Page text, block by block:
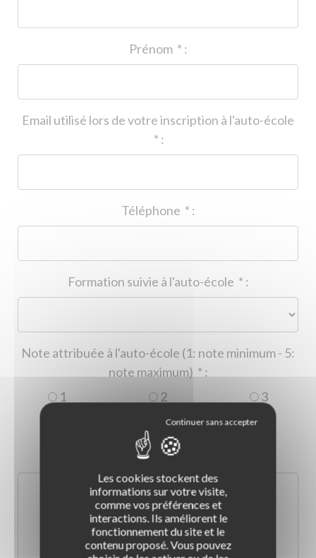
* :
Email utilisé lors de votre inscription à l'auto-école
* :
* :
* :
Note attribuée à l'auto-école (1: note minimum - 5:
* :
1
2
3
5
Les cookies stockent des
informations sur votre visite,
comme vos préférences et
interactions. Ils améliorent le
fonctionnement du site et le
contenu proposé. Vous pouvez